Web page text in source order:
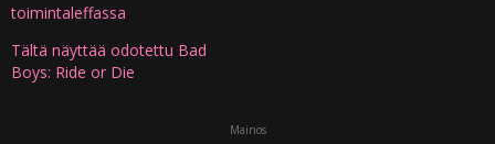
toimintaleffassa
Tältä näyttää odotettu Bad
Boys: Ride or Die
Mainos